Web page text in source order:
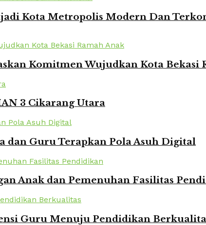
Kota Metropolis Modern Dan
Komitmen Wujudkan Kota Bekasi
3 Cikarang Utara
dan Guru Terapkan Pola Asuh Digital
Anak dan Pemenuhan Fasilitas
Guru Menuju Pendidikan